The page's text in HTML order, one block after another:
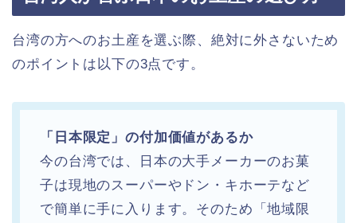
台湾の方へのお土産を選ぶ際、絶対に外さないため
のポイントは以下の3点です。
「日本限定」の付加価値があるか
今の台湾では、日本の大手メーカーのお菓
子は現地のスーパーやドン・キホーテなど
で簡単に手に入ります。そのため「地域限